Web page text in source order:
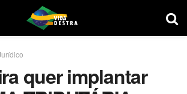
quer implantar